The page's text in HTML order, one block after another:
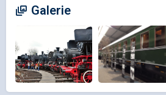
Galerie